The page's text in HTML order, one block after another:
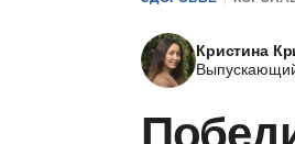
Кристина